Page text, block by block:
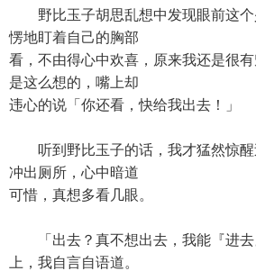
野比玉子胡思乱想中发现眼前这个
愣地盯着自己的胸部
看，不由得心中欢喜，原来我还是很
是这么想的，嘴上却
违心的说「你还看，快给我出去！」
听到野比玉子的话，我才猛然惊醒
冲出厕所，心中暗道
可惜，真想多看几眼。
「出去？真不想出去，我能『进去
上，我自言自语道。